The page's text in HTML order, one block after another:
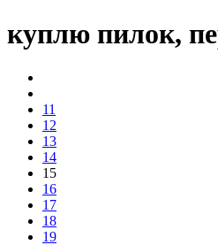
куплю пилок,
11
12
13
14
15
16
17
18
19